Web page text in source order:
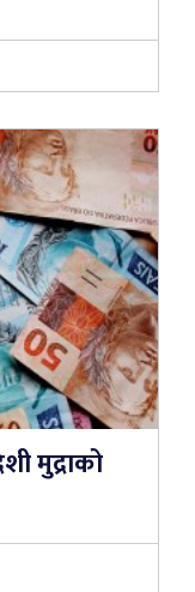
मुद्राको